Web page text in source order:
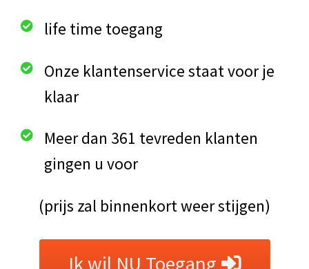
life time toegang
Onze klantenservice staat voor je
klaar
Meer dan 361 tevreden klanten
gingen u voor
(prijs zal binnenkort weer stijgen)
Ik wil NU Toegang